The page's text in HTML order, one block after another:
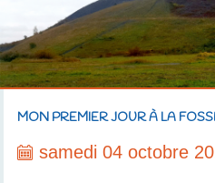
MON PREMIER JOUR À LA
samedi 04 octobre